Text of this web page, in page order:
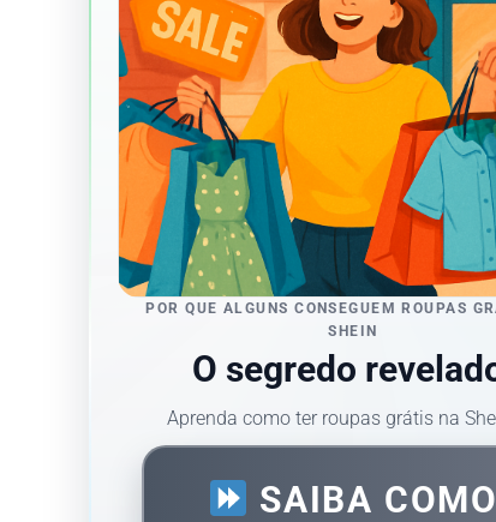
POR QUE ALGUNS CONSEGUEM ROUPAS
SHEIN
O segredo
Aprenda como ter roupas grátis na
SAIBA COMO